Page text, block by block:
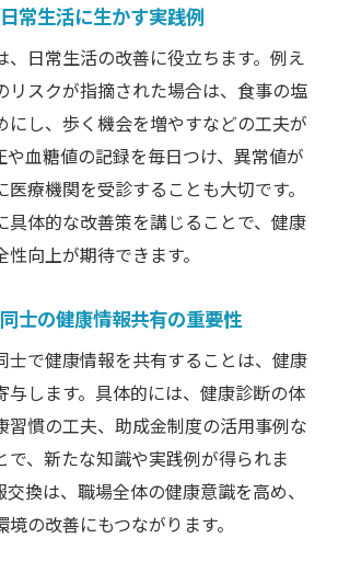
常生活に生かす実践例
、日常生活の改善に役立ちます。例え
リスクが指摘された場合は、食事の塩
にし、歩く機会を増やすなどの工夫が
や血糖値の記録を毎日つけ、異常値が
療機関を受診することも大切です。
具体的な改善策を講じることで、健康
向上が期待できます。
士の健康情報共有の重要性
士で健康情報を共有することは、健康
与します。具体的には、健康診断の体
習慣の工夫、助成金制度の活用事例な
で、新たな知識や実践例が得られま
換は、職場全体の健康意識を高め、
の改善にもつながります。